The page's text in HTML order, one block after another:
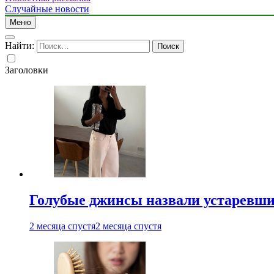
Случайные новости
Меню
Найти:
Заголовки
Голубые джинсы назвали
2 месяца спустя2 месяца спустя